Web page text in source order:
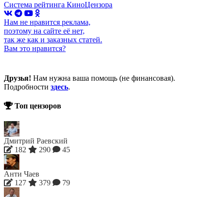
Система рейтинга КиноЦензора
Нам не нравится реклама,
поэтому на сайте её нет,
так же как и заказных статей.
Вам это нравится?
Друзья! Нам нужна ваша помощь (не финансовая).
Подробности здесь.
Топ цензоров
Дмитрий Раевский
182
290 45
Анти Чаев
127
379 79